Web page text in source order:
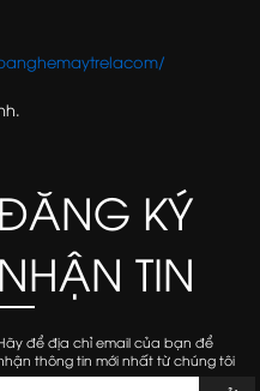
KÝ
NHẬN TIN
để địa chỉ email của bạn để
thông tin mới nhất từ chúng tôi